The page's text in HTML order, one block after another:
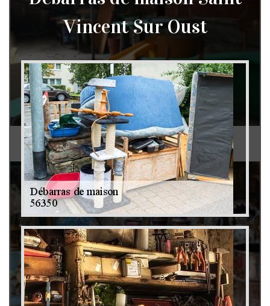
Débarras de grenier et cave 79
Vincent Sur Oust